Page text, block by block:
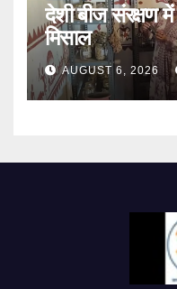
देशी बीज संरक्षण
मिसाल
AUGUST 6, 2026